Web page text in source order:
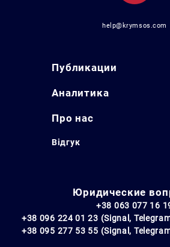
help@krymsos.com
Публикации
Аналитика
Про нас
Відгук
Юридические
+38 063 077 16
+38 096 224 01 23 (Signal,
+38 095 277 53 55 (Signal,